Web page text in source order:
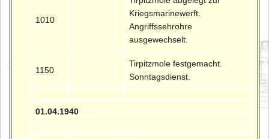
1010
Kriegsmarinewerft.
Angriffssehrohre
ausgewechselt.
1150
Tirpitzmole festgemacht.
Sonntagsdienst.
01.04.1940